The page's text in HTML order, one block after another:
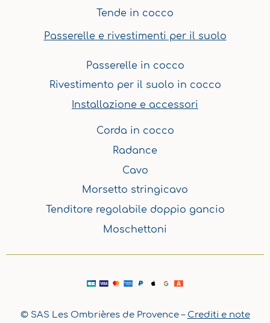
Tende in cocco
Passerelle e rivestimenti per il suolo
Passerelle in cocco
Rivestimento per il suolo in cocco
Installazione e accessori
Corda in cocco
Radance
Cavo
Morsetto stringicavo
Tenditore regolabile doppio gancio
Moschettoni
© SAS Les Ombrières de Provence – Crediti e note